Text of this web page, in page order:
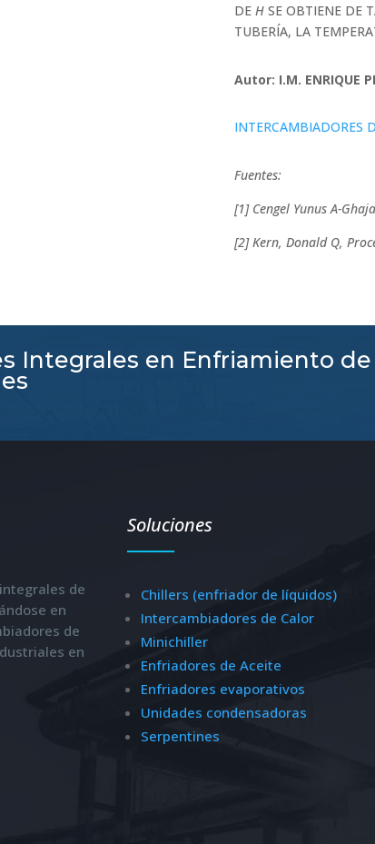
DE H SE OBTIENE DE
TUBERÍA, LA
Autor: I.M. ENRIQUE
INTERCAMBIADORES
Fuentes:
[1] Cengel Yunus A-
[2] Kern, Donald Q,
Integrales en Enfriamiento de
de
en
de
en
Soluciones
Chillers (enfriador de líquidos)
Intercambiadores de Calor
Minichiller
Enfriadores de Aceite
Enfriadores evaporativos
Unidades condensadoras
Serpentines